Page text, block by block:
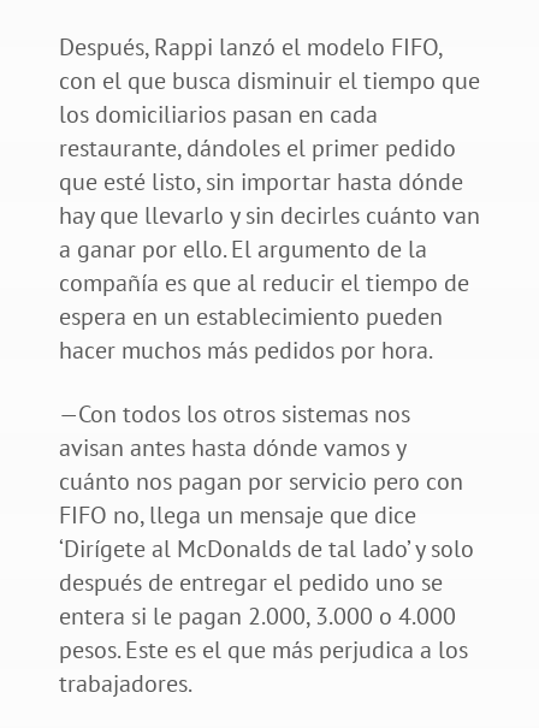
Después, Rappi lanzó el modelo FIFO,
con el que busca disminuir el tiempo que
los domiciliarios pasan en cada
restaurante, dándoles el primer pedido
que esté listo, sin importar hasta dónde
hay que llevarlo y sin decirles cuánto van
a ganar por ello. El argumento de la
compañía es que al reducir el tiempo de
espera en un establecimiento pueden
hacer muchos más pedidos por hora.
—Con todos los otros sistemas nos
avisan antes hasta dónde vamos y
cuánto nos pagan por servicio pero con
FIFO no, llega un mensaje que dice
‘Dirígete al McDonalds de tal lado’ y solo
después de entregar el pedido uno se
entera si le pagan 2.000, 3.000 o 4.000
pesos. Este es el que más perjudica a los
trabajadores.